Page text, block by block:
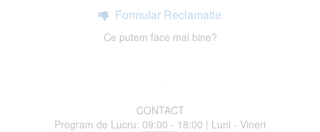
Formular Reclamatie
Ce putem face mai bine?
CONTACT
Program de Lucru: 09:00 - 18:00 | Luni - Vineri